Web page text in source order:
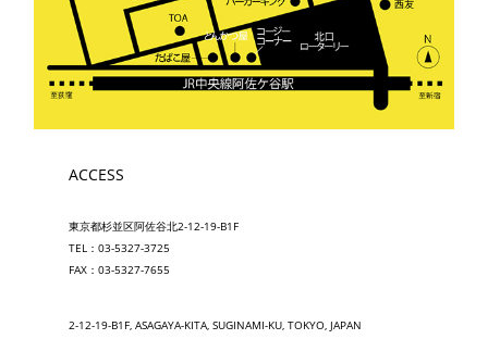
ACCESS
東京都杉並区阿佐谷北2-12-19-B1F
TEL：03-5327-3725
FAX：03-5327-7655
2-12-19-B1F, ASAGAYA-KITA, SUGINAMI-KU, TOKYO, JAPAN